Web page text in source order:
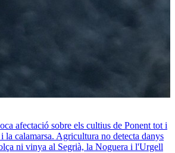
afectació sobre els cultius de Ponent tot i
la calamarsa. Agricultura no detecta danys
ni vinya al Segrià, la Noguera i l'Urgell